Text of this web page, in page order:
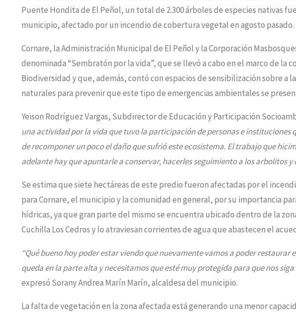
Puente Hondita de El Peñol, un total de 2.300 árboles de especies nativas
municipio, afectado por un incendio de cobertura vegetal en agosto pasado.
Cornare, la Administración Municipal de El Peñol y la Corporación
denominada “Sembratón por la vida”, que se llevó a cabo en el marco de la
Biodiversidad y que, además, contó con espacios de sensibilización sobre a
naturales para prevenir que este tipo de emergencias ambientales se
Yeison Rodríguez Vargas, Subdirector de Educación y Participación
una actividad por la vida que tuvo la participación de personas e
de recomponer un poco el daño que sufrió este ecosistema. El trabajo que
adelante hay que apuntarle a conservar, hacerles seguimiento a los arbolitos
Se estima que siete hectáreas de este predio fueron afectadas por el
para Cornare, el municipio y la comunidad en general, por su importancia
hídricas, ya que gran parte del mismo se encuentra ubicado dentro de la
Cuchilla Los Cedros y lo atraviesan corrientes de agua que abastecen el
“Qué bueno hoy poder estar viendo que nuevamente vamos a poder
queda en la parte alta y necesitamos que esté muy protegida para que nos
expresó Sorany Andrea Marín Marín, alcaldesa del municipio.
La falta de vegetación en la zona afectada está generando una menor